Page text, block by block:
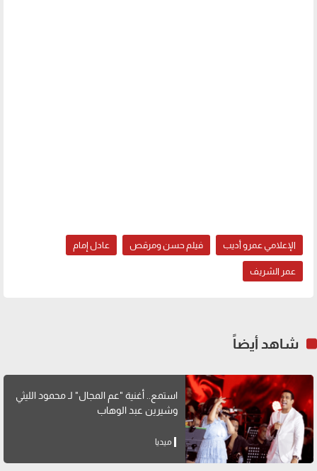
الإعلامي عمرو أديب فيلم حسن ومرقص عادل إمام
عمر الشريف
شاهد أيضاً
استمع.. أغنية "عم المجال" لـ محمود الليثي
وشيرين عبد الوهاب
ميديا